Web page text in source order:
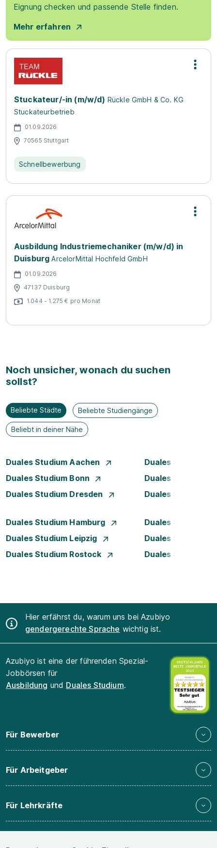
Eignung checken und passende Stelle finden.
Mehr erfahren
Stuckateur/-in (m/w/d) Rückle GmbH & Co. KG
Stuckateurbetrieb
01.09.2026
70565 Stuttgart
Schnellbewerbung
Ausbildung Industriemechaniker (m/w/d) in
Duisburg ArcelorMittal Hochfeld GmbH
01.09.2026
47137 Duisburg
1.044 - 1.275 € pro Monat
Noch unsicher, wonach du suchen
sollst?
Beliebte Städte Beliebte Studiengänge
Beliebt in deiner Nähe
Duales Studium Aachen
Duales Studium
Duales Studium Bonn
Duales Studium
Duales Studium Dresden
Duales Studium
Duales Studium Hamburg
Duales Studium
Duales Studium Leipzig
Duales Studium
Duales Studium Rostock
Duales Studium
Hier erfährst du, warum uns bei Azubiyo
gendergerechte Sprache wichtig ist.
Azubiyo ist eine der führenden Spezial-
Jobbörsen für
Ausbildung und Duales Studium.
Für Bewerber
Für Arbeitgeber
Für Lehrkräfte